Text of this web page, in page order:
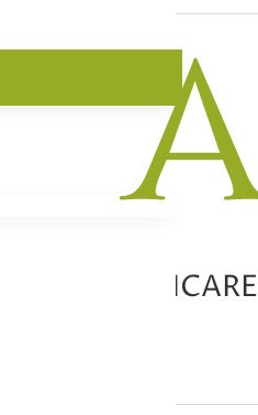
HEALTHCARE